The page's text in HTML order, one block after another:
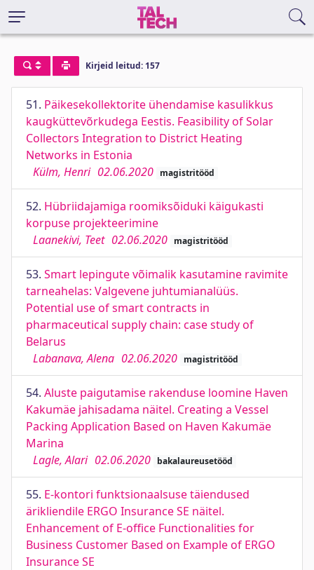
Kirjeid leitud: 157
51. Päikesekollektorite ühendamise kasulikkus
kaugküttevõrkudega Eestis. Feasibility of Solar
Collectors Integration to District Heating
Networks in Estonia
Külm, Henri 02.06.2020 magistritööd
52. Hübriidajamiga roomiksõiduki käigukasti
korpuse projekteerimine
Laanekivi, Teet 02.06.2020 magistritööd
53. Smart lepingute võimalik kasutamine ravimite
tarneahelas: Valgevene juhtumianalüüs.
Potential use of smart contracts in
pharmaceutical supply chain: case study of
Belarus
Labanava, Alena 02.06.2020 magistritööd
54. Aluste paigutamise rakenduse loomine Haven
Kakumäe jahisadama näitel. Creating a Vessel
Packing Application Based on Haven Kakumäe
Marina
Lagle, Alari 02.06.2020 bakalaureusetööd
55. E-kontori funktsionaalsuse täiendused
ärikliendile ERGO Insurance SE näitel.
Enhancement of E-office Functionalities for
Business Customer Based on Example of ERGO
Insurance SE